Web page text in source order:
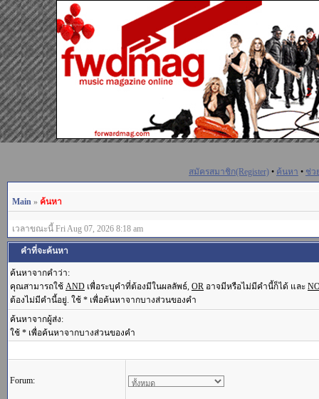
สมัครสมาชิก(Register) • ค้นหา • ช่ว
Main » ค้นหา
เวลาขณะนี้ Fri Aug 07, 2026 8:18 am
คำที่จะค้นหา
ค้นหาจากคำว่า:
คุณสามารถใช้ AND เพื่อระบุคำที่ต้องมีในผลลัพธ์, OR อาจมีหรือไม่มีคำนี้ก็ได้ และ
ต้องไม่มีคำนี้อยู่. ใช้ * เพื่อค้นหาจากบางส่วนของคำ
ค้นหาจากผู้ส่ง:
ใช้ * เพื่อค้นหาจากบางส่วนของคำ
Forum: